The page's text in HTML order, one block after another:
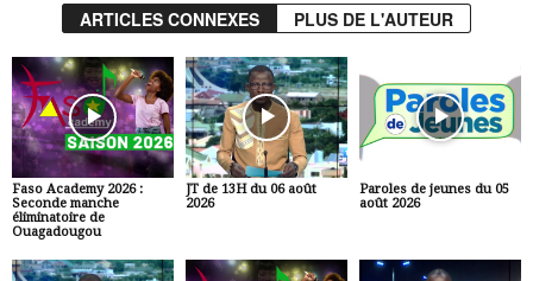
ARTICLES CONNEXES PLUS DE L'AUTEUR
Faso Academy 2026 :
Seconde manche
éliminatoire de
Ouagadougou
JT de 13H du 06 août
2026
Paroles de jeunes du 05
août 2026